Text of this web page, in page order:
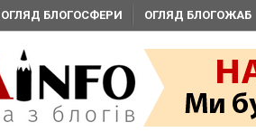
ОГЛЯД БЛОГОСФЕРИ ОГЛЯД БЛОГОЖАБ